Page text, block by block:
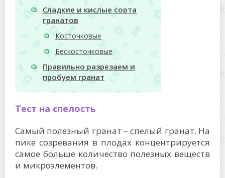
Сладкие и кислые сорта
гранатов
Косточковые
Бескосточковые
Правильно разрезаем и
пробуем гранат
Тест на спелость
Самый полезный гранат – спелый гранат. На
пике созревания в плодах концентрируется
самое больше количество полезных веществ
и микроэлементов.